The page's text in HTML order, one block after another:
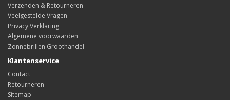
Verzenden & Retourneren
Veelgestelde Vragen
Privacy Verklaring
Algemene voorwaarden
Zonnebrillen Groothandel
Klantenservice
Contact
Retourneren
Sitemap